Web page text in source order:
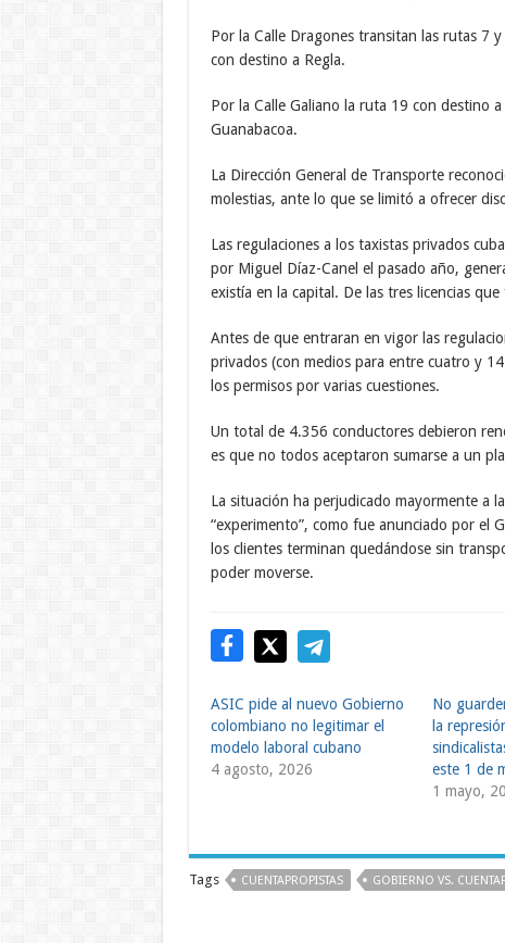
Por la Calle Dragones transitan las rutas 7
con destino a Regla.
Por la Calle Galiano la ruta 19 con destino
Guanabacoa.
La Dirección General de Transporte
molestias, ante lo que se limitó a ofrecer
Las regulaciones a los taxistas privados
por Miguel Díaz-Canel el pasado año,
existía en la capital. De las tres licencias
Antes de que entraran en vigor las
privados (con medios para entre cuatro y
los permisos por varias cuestiones.
Un total de 4.356 conductores debieron
es que no todos aceptaron sumarse a un
La situación ha perjudicado mayormente a
“experimento”, como fue anunciado por el
los clientes terminan quedándose sin
poder moverse.
ASIC pide al nuevo Gobierno
colombiano no legitimar el
modelo laboral cubano
4 agosto, 2026
No
la
este 1 de
1 mayo,
Tags CUENTAPROPISTAS GOBIERNO VS.